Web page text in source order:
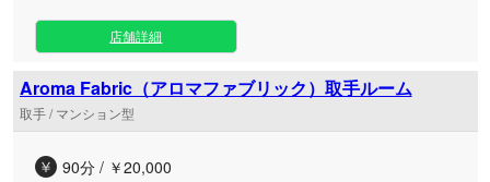
を集めたお店です かつ、高級を意識したこだわりのあるセラ
ピストとの空間をお楽しみくださいませ
店舗詳細
Aroma Fabric（アロマファブリック）取手ルーム
取手 / マンション型
90分 / ￥20,000